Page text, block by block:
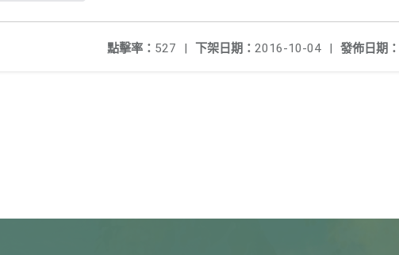
發佈日期：
下架日期： 2016-10-04 |
點擊率： 527 |